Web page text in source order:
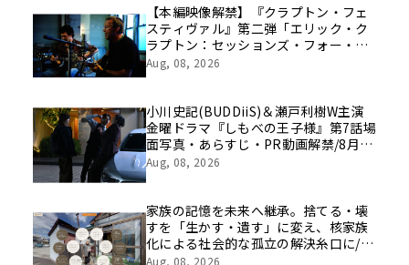
像を公開！
【本編映像解禁】『クラプトン・フェ
スティヴァル』第二弾「エリック・ク
ラプトン：セッションズ・フォー・ロ
バート・ジョンソン2004」8/21（金）
Aug, 08, 2026
小川史記(BUDDiiS)＆瀬戸利樹W主演
金曜ドラマ『しもべの王子様』第7話場
面写真・あらすじ・PR動画解禁/8月14
日(金)よる11時～放送
Aug, 08, 2026
家族の記憶を未来へ継承。捨てる・壊
すを「生かす・遺す」に変え、核家族
化による社会的な孤立の解決糸口に/家
族の思い出をVRで保存する「ハウスト
Aug, 08, 2026